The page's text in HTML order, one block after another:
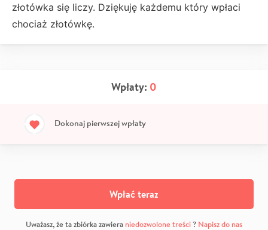
złotówka się liczy. Dziękuję każdemu który wpłaci
chociaż złotówkę.
Wpłaty: 0
Dokonaj pierwszej wpłaty
Wpłać teraz
Uważasz, że ta zbiórka zawiera niedozwolone treści? Napisz do nas